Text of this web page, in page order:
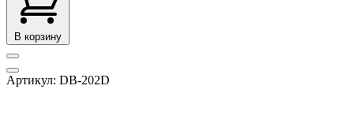
В корзину
Артикул: DB-202D